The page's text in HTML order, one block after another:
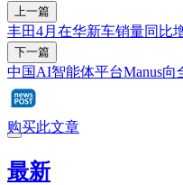
上一篇
丰田4月在华新车销量同比
下一篇
中国AI智能体平台Manus向
购买此文章
最新